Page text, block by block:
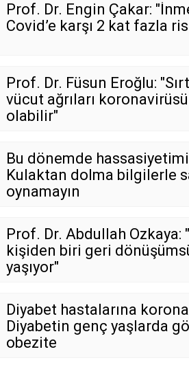
Prof. Dr. Engin Çakar:
Covid’e karşı 2 kat fazla
Prof. Dr. Füsun Eroğlu:
vücut ağrıları
olabilir"
Bu dönemde
Kulaktan dolma bilgilerle
oynamayın
Prof. Dr. Abdullah Özkaya:
kişiden biri geri
yaşıyor"
Diyabet hastalarına
Diyabetin genç yaşlarda
obezite